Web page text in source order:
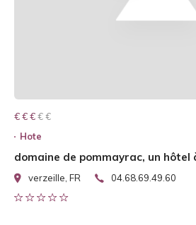
€ € € € €
€ € €
Hote
domaine de pommayrac, un hôtel
verzeille, FR 04.68.69.49.60